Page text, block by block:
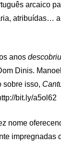
arcaico
atribuídas…
anos
Dinis.
sobre isso,
bit.ly/a5ol62
nome
impregnadas